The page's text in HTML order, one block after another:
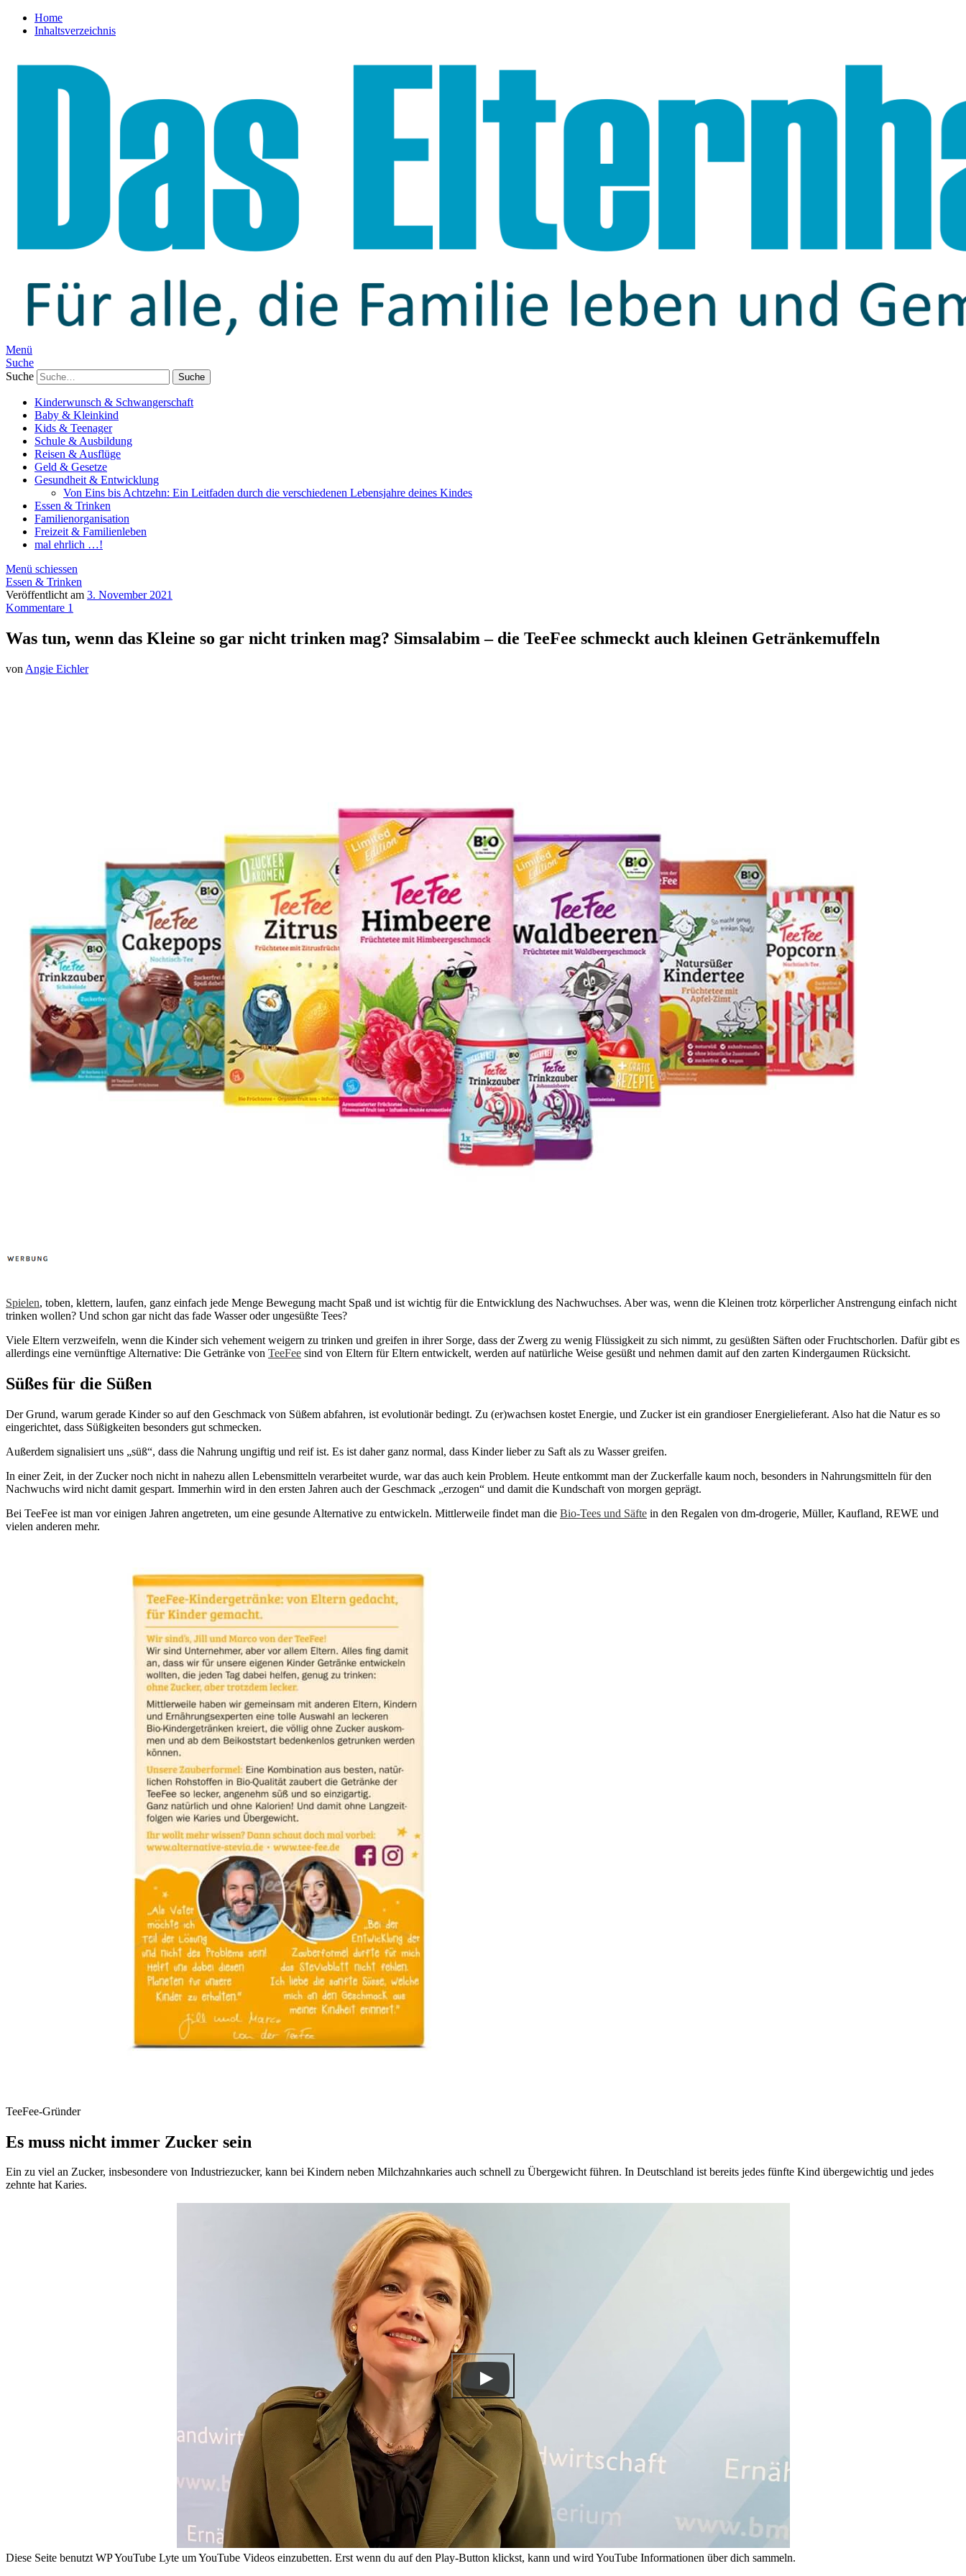
Home
Inhaltsverzeichnis
Menü
Suche
Suche
Kinderwunsch & Schwangerschaft
Baby & Kleinkind
Kids & Teenager
Schule & Ausbildung
Reisen & Ausflüge
Geld & Gesetze
Gesundheit & Entwicklung
Von Eins bis Achtzehn: Ein Leitfaden durch die verschiedenen Lebensjahre deines Kindes
Essen & Trinken
Familienorganisation
Freizeit & Familienleben
mal ehrlich …!
Menü schiessen
Essen & Trinken
Veröffentlicht am 3. November 2021
Kommentare 1
Was tun, wenn das Kleine so gar nicht trinken mag? Simsalabim – die TeeFee schmeckt auch kleinen Getränkemuffeln
von Angie Eichler
Spielen, toben, klettern, laufen, ganz einfach jede Menge Bewegung macht Spaß und ist wichtig für die Entwicklung des Nachwuchses. Aber was, wenn die Kleinen trotz körperlicher Anstrengung einfach nicht
trinken wollen? Und schon gar nicht das fade Wasser oder ungesüßte Tees?
Viele Eltern verzweifeln, wenn die Kinder sich vehement weigern zu trinken und greifen in ihrer Sorge, dass der Zwerg zu wenig Flüssigkeit zu sich nimmt, zu gesüßten Säften oder Fruchtschorlen. Dafür gibt es
allerdings eine vernünftige Alternative: Die Getränke von TeeFee sind von Eltern für Eltern entwickelt, werden auf natürliche Weise gesüßt und nehmen damit auf den zarten Kindergaumen Rücksicht.
Süßes für die Süßen
Der Grund, warum gerade Kinder so auf den Geschmack von Süßem abfahren, ist evolutionär bedingt. Zu (er)wachsen kostet Energie, und Zucker ist ein grandioser Energielieferant. Also hat die Natur es so
eingerichtet, dass Süßigkeiten besonders gut schmecken.
Außerdem signalisiert uns „süß“, dass die Nahrung ungiftig und reif ist. Es ist daher ganz normal, dass Kinder lieber zu Saft als zu Wasser greifen.
In einer Zeit, in der Zucker noch nicht in nahezu allen Lebensmitteln verarbeitet wurde, war das auch kein Problem. Heute entkommt man der Zuckerfalle kaum noch, besonders in Nahrungsmitteln für den
Nachwuchs wird nicht damit gespart. Immerhin wird in den ersten Jahren auch der Geschmack „erzogen“ und damit die Kundschaft von morgen geprägt.
Bei TeeFee ist man vor einigen Jahren angetreten, um eine gesunde Alternative zu entwickeln. Mittlerweile findet man die Bio-Tees und Säfte in den Regalen von dm-drogerie, Müller, Kaufland, REWE und
vielen anderen mehr.
TeeFee-Gründer
Es muss nicht immer Zucker sein
Ein zu viel an Zucker, insbesondere von Industriezucker, kann bei Kindern neben Milchzahnkaries auch schnell zu Übergewicht führen. In Deutschland ist bereits jedes fünfte Kind übergewichtig und jedes
zehnte hat Karies.
Diese Seite benutzt WP YouTube Lyte um YouTube Videos einzubetten. Erst wenn du auf den Play-Button klickst, kann und wird YouTube Informationen über dich sammeln.